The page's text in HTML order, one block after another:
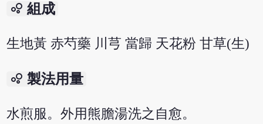
bubble_chart 組成
生地黃 赤芍藥 川芎 當歸 天花粉 甘草(生)
bubble_chart 製法用量
水煎服。外用熊膽湯洗之自愈。